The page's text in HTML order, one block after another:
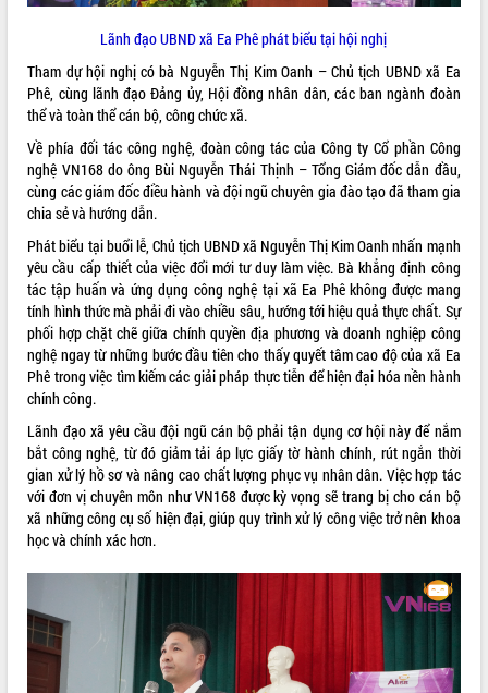
LIÊN KẾT WEB
THỐNG KÊ TRUY CẬP
Hôm nay:
552
Tất cả: 66086220
Lãnh đạo UBND xã Ea Phê phát biểu tại hội nghị
Tham dự hội nghị có bà Nguyễn Thị Kim Oanh – Chủ tịch UBND xã Ea
Phê, cùng lãnh đạo Đảng ủy, Hội đồng nhân dân, các ban ngành đoàn
thể và toàn thể cán bộ, công chức xã.
Về phía đối tác công nghệ, đoàn công tác của Công ty Cổ phần Công
nghệ VN168 do ông Bùi Nguyễn Thái Thịnh – Tổng Giám đốc dẫn đầu,
cùng các giám đốc điều hành và đội ngũ chuyên gia đào tạo đã tham gia
chia sẻ và hướng dẫn.
Phát biểu tại buổi lễ, Chủ tịch UBND xã Nguyễn Thị Kim Oanh nhấn mạnh
yêu cầu cấp thiết của việc đổi mới tư duy làm việc. Bà khẳng định công
tác tập huấn và ứng dụng công nghệ tại xã Ea Phê không được mang
tính hình thức mà phải đi vào chiều sâu, hướng tới hiệu quả thực chất. Sự
phối hợp chặt chẽ giữa chính quyền địa phương và doanh nghiệp công
nghệ ngay từ những bước đầu tiên cho thấy quyết tâm cao độ của xã Ea
Phê trong việc tìm kiếm các giải pháp thực tiễn để hiện đại hóa nền hành
chính công.
Lãnh đạo xã yêu cầu đội ngũ cán bộ phải tận dụng cơ hội này để nắm
bắt công nghệ, từ đó giảm tải áp lực giấy tờ hành chính, rút ngắn thời
gian xử lý hồ sơ và nâng cao chất lượng phục vụ nhân dân. Việc hợp tác
với đơn vị chuyên môn như VN168 được kỳ vọng sẽ trang bị cho cán bộ
xã những công cụ số hiện đại, giúp quy trình xử lý công việc trở nên khoa
học và chính xác hơn.